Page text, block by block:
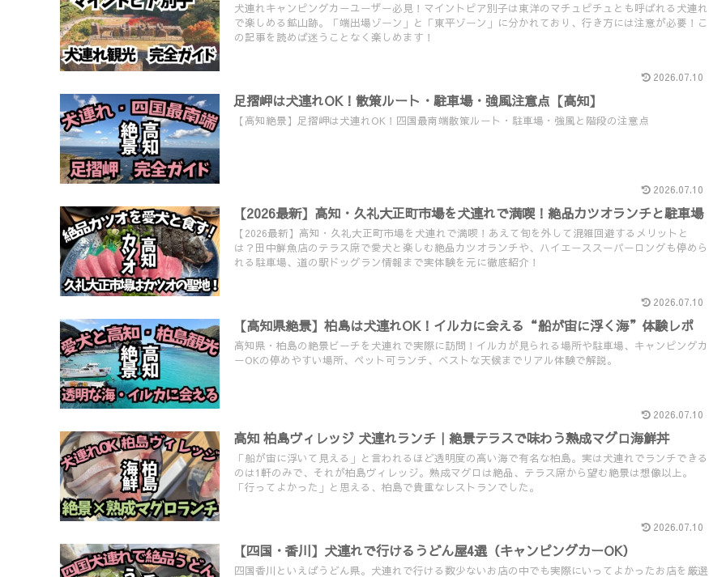
犬連れキャンピングカーユーザー必見！マイントピア別子は東洋のマチュピチュとも呼ばれる犬連れ
で楽しめる鉱山跡。「端出場ゾーン」と「東平ゾーン」に分かれており、行き方には注意が必要！こ
の記事を読めば迷うことなく楽しめます！
2026.07.10
足摺岬は犬連れOK！散策ルート・駐車場・強風注意点【高知】
【高知絶景】足摺岬は犬連れOK！四国最南端散策ルート・駐車場・強風と階段の注意点
2026.07.10
【2026最新】高知・久礼大正町市場を犬連れで満喫！絶品カツオランチと駐車場
【2026最新】高知・久礼大正町市場を犬連れで満喫！あえて旬を外して混雑回避するメリットと
は？田中鮮魚店のテラス席で愛犬と楽しむ絶品カツオランチや、ハイエーススーパーロングも停めら
れる駐車場、道の駅ドッグラン情報まで実体験を元に徹底紹介！
2026.07.10
【高知県絶景】柏島は犬連れOK！イルカに会える“船が宙に浮く海”体験レポ
高知県・柏島の絶景ビーチを犬連れで実際に訪問！イルカが見られる場所や駐車場、キャンピングカ
ーOKの停めやすい場所、ペット可ランチ、ベストな天候までリアル体験で解説。
2026.07.10
高知 柏島ヴィレッジ 犬連れランチ｜絶景テラスで味わう熟成マグロ海鮮丼
「船が宙に浮いて見える」と言われるほど透明度の高い海で有名な柏島。実は犬連れでランチできる
のは1軒のみで、それが柏島ヴィレッジ。熟成マグロは絶品、テラス席から望む絶景は想像以上。
「行ってよかった」と思える、柏島で貴重なレストランでした。
2026.07.10
【四国・香川】犬連れで行けるうどん屋4選（キャンピングカーOK）
四国香川といえばうどん県。犬連れで行ける数少ないお店の中でも実際にいってよかったお店を厳選